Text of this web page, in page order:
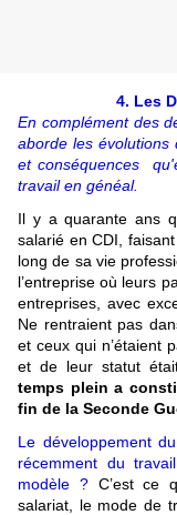
4. Les
En complément des
aborde les évolutions
et conséquences
travail en généal.
Il y a quarante ans
salarié en CDI,
long de sa vie
l’entreprise où leurs
entreprises, avec
Ne rentraient pas
et ceux qui n’étaient
et de leur statut
temps plein a
fin de la Seconde
Le développement
récemment du
modèle ?C’est ce
salariat, le mode de